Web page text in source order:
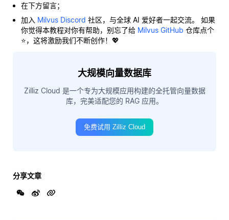
在下方留言；
加入 Milvus Discord 社区，与全球 AI 爱好者一起交流。 如果
你觉得本教程对你有帮助，别忘了给 Milvus GitHub 仓库点个
⭐，这将激励我们不断创作！💖
大规模向量数据库
Zilliz Cloud 是一个专为大规模应用构建的全托管向量数据
库，完美适配您的 RAG 应用。
免费试用 Zilliz Cloud
分享文章